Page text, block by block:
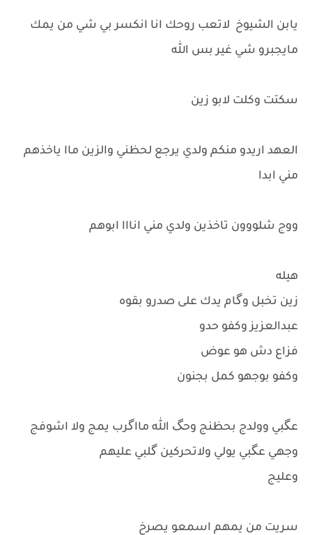
يابن الشيوخ لاتعب روحك انا انكسر بي شي من يمك
مايجبرو شي غير بس الله
سكتت وكلت لابو زين
العهد اريدو منكم ولدي يرجع لحظني والزين ماا ياخذهم
مني ابدا
ووج شلووون تاخذين ولدي مني انااا ابوهم
هيله
زين تخبل وگام يدك على صدرو بقوه
عبدالعزيز وكفو حدو
فزاع دش هو عوض
وكفو بوجهو كمل بجنون
عگبي وولدج بحظنج وحگ الله مااگرب يمج ولا اشوفج
وجهي عگبي يولي ولاتحركين گلبي عليهم
وعليج
سريت من يمهم اسمعو يصرخ